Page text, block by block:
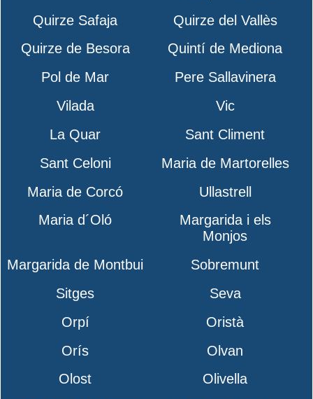
Quirze Safaja
Quirze del Vallès
Quirze de Besora
Quintí de Mediona
Pol de Mar
Pere Sallavinera
Vilada
Vic
La Quar
Sant Climent
Sant Celoni
Maria de Martorelles
Maria de Corcó
Ullastrell
Maria d´Oló
Margarida i els
Monjos
Margarida de Montbui
Sobremunt
Sitges
Seva
Orpí
Oristà
Orís
Olvan
Olost
Olivella